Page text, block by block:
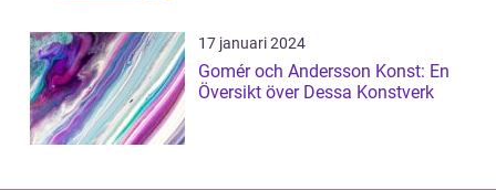
17 januari 2024
Gomér och Andersson Konst: En
Översikt över Dessa Konstverk